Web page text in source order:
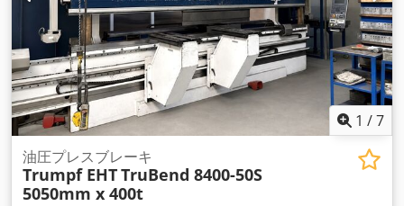
1 /7
油圧プレスブレーキ
Trumpf EHTTruBend 8400-50S
5050mm x 400t